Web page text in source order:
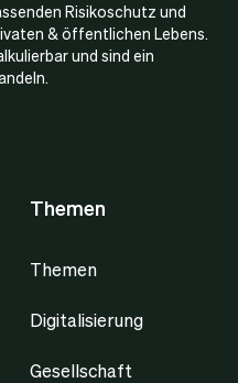
Risikoschutz und
& öffentlichen Lebens.
und sind ein
Themen
Themen
Digitalisierung
Gesellschaft